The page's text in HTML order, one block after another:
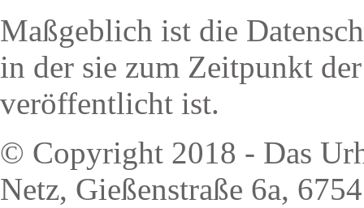
Maßgeblich ist die
in der sie zum Zeitpunkt
veröffentlicht ist.
© Copyright 2018 - Das
Netz, Gießenstraße 6a,